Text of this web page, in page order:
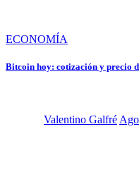
ECONOMÍA
Bitcoin hoy: cotización y precio
Valentino Galfré